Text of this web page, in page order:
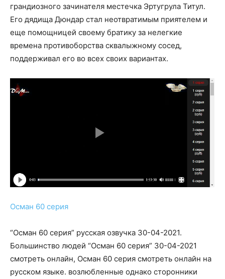
грандиозного зачинателя местечка Эртугрула Титул.
Его дядища Дюндар стал неотвратимым приятелем и
еще помощницей своему братику за нелегкие
времена противоборства сквалыжному сосед,
поддерживал его во всех своих вариантах.
Осман 60 серия
“Осман 60 серия” русская озвучка 30-04-2021.
Большинство людей “Осман 60 серия” 30-04-2021
смотреть онлайн, Осман 60 серия смотреть онлайн на
русском языке. возлюбленные однако сторонники